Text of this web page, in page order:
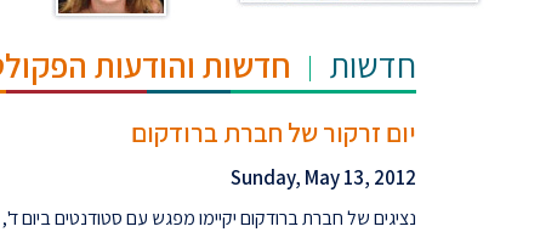
חדשות חדשות והודעות
יום זרקור של חברת ברודקום
Sunday, May 13, 2012